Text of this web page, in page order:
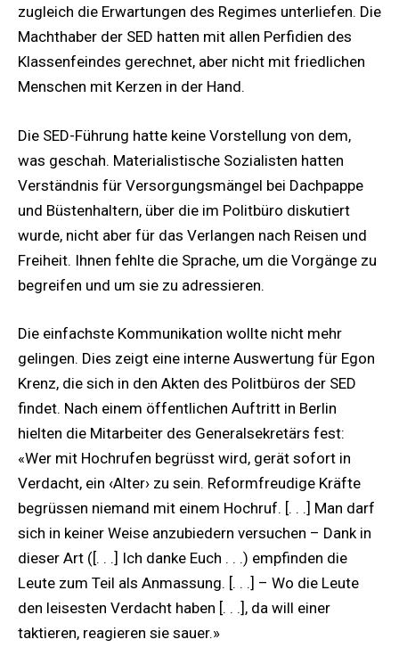
zugleich die Erwartungen des Regimes unterliefen. Die
Machthaber der SED hatten mit allen Perfidien des
Klassenfeindes gerechnet, aber nicht mit friedlichen
Menschen mit Kerzen in der Hand.
Die SED-Führung hatte keine Vorstellung von dem,
was geschah. Materialistische Sozialisten hatten
Verständnis für Versorgungsmängel bei Dachpappe
und Büstenhaltern, über die im Politbüro diskutiert
wurde, nicht aber für das Verlangen nach Reisen und
Freiheit. Ihnen fehlte die Sprache, um die Vorgänge zu
begreifen und um sie zu adressieren.
Die einfachste Kommunikation wollte nicht mehr
gelingen. Dies zeigt eine interne Auswertung für Egon
Krenz, die sich in den Akten des Politbüros der SED
findet. Nach einem öffentlichen Auftritt in Berlin
hielten die Mitarbeiter des Generalsekretärs fest:
«Wer mit Hochrufen begrüsst wird, gerät sofort in
Verdacht, ein ‹Alter› zu sein. Reformfreudige Kräfte
begrüssen niemand mit einem Hochruf. [. . .] Man darf
sich in keiner Weise anzubiedern versuchen – Dank in
dieser Art ([. . .] Ich danke Euch . . .) empfinden die
Leute zum Teil als Anmassung. [. . .] – Wo die Leute
den leisesten Verdacht haben [. . .], da will einer
taktieren, reagieren sie sauer.»